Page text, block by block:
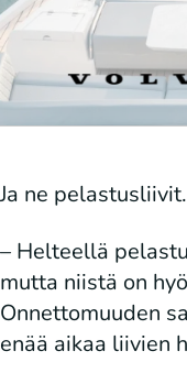
Ja ne pelastusliivit.
– Helteellä
mutta niistä on
Onnettomuuden
enää aikaa liivien